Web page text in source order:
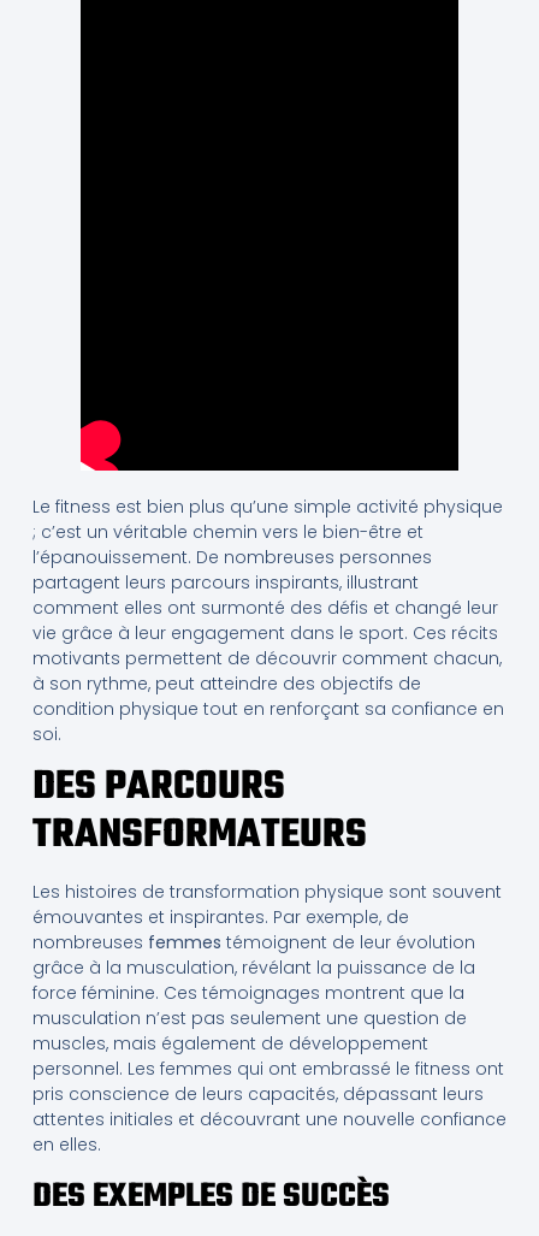
Le fitness est bien plus qu’une simple activité physique
; c’est un véritable chemin vers le bien-être et
l’épanouissement. De nombreuses personnes
partagent leurs parcours inspirants, illustrant
comment elles ont surmonté des défis et changé leur
vie grâce à leur engagement dans le sport. Ces récits
motivants permettent de découvrir comment chacun,
à son rythme, peut atteindre des objectifs de
condition physique tout en renforçant sa confiance en
soi.
DES PARCOURS
TRANSFORMATEURS
Les histoires de transformation physique sont souvent
émouvantes et inspirantes. Par exemple, de
nombreuses femmes témoignent de leur évolution
grâce à la musculation, révélant la puissance de la
force féminine. Ces témoignages montrent que la
musculation n’est pas seulement une question de
muscles, mais également de développement
personnel. Les femmes qui ont embrassé le fitness ont
pris conscience de leurs capacités, dépassant leurs
attentes initiales et découvrant une nouvelle confiance
en elles.
DES EXEMPLES DE SUCCÈS